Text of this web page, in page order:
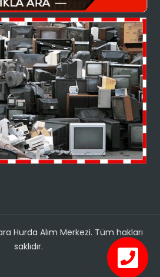
Hurda Alım Merkezi. Tüm hakları
saklıdır.
Ankara Hurdacı